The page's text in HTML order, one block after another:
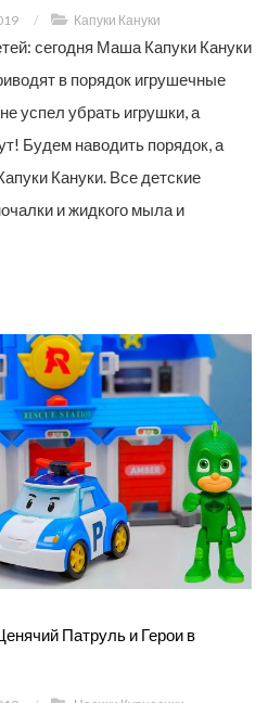
/ Капуки Кануки
сегодня Маша Капуки Кануки
в порядок игрушечные
успел убрать игрушки, а
Будем наводить порядок, а
Кануки. Все детские
и жидкого мыла и
Патруль и Герои в